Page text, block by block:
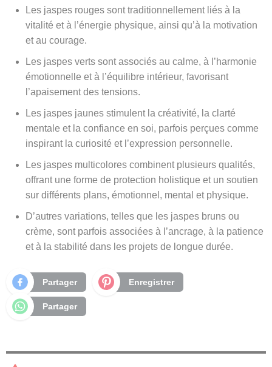
Les jaspes rouges sont traditionnellement liés à la
vitalité et à l’énergie physique, ainsi qu’à la motivation
et au courage.
Les jaspes verts sont associés au calme, à l’harmonie
émotionnelle et à l’équilibre intérieur, favorisant
l’apaisement des tensions.
Les jaspes jaunes stimulent la créativité, la clarté
mentale et la confiance en soi, parfois perçues comme
inspirant la curiosité et l’expression personnelle.
Les jaspes multicolores combinent plusieurs qualités,
offrant une forme de protection holistique et un soutien
sur différents plans, émotionnel, mental et physique.
D’autres variations, telles que les jaspes bruns ou
crème, sont parfois associées à l’ancrage, à la patience
et à la stabilité dans les projets de longue durée.
Partager Enregistrer
Partager